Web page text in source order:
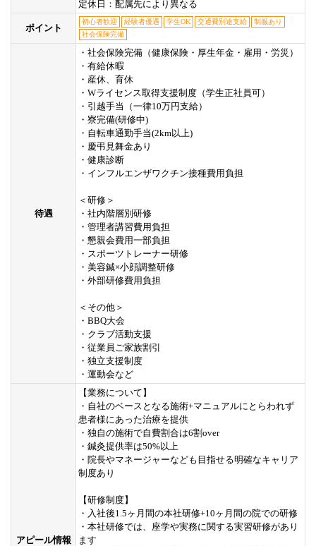
定休日：配属先により異なる
ポイント
初心者歓迎 経験者優遇 学生OK 交通費別途支給
制服あり
社会保険完備
待遇
・社会保険完備（健康保険・厚生年金・雇用・労災）
・有給休暇
・産休、育休
・Wライセンス取得支援制度（学生正社員可）
・引越手当（一律10万円支給）
・寮完備(研修中)
・自転車通勤手当(2km以上)
・慶弔見舞金あり
・健康診断
・インフルエンザワクチン接種費用負担
＜研修＞
・社内階層別研修
・管理者講習費用負担
・懇親会費用一部負担
・スポーツトレーナー研修
・美容鍼×小顔調整研修
・外部研修費用負担
＜その他＞
・BBQ大会
・クラブ活動支援
・従業員ご家族割引
・独立支援制度
・運動会など
アピール情報
【業務について】
・自社のベースとなる施術+マニュアルにとらわれず
患者様にあった治療を提供
・独自の施術で自費割合は6割over
・鍼灸提供率は50%以上
・院長やマネージャーなども目指せる明確なキャリア
制度あり
【研修制度】
・入社後1.5ヶ月間の本社研修+10ヶ月間の院での研修
・本社研修では、座学や実務に関する実習研修があり
ます